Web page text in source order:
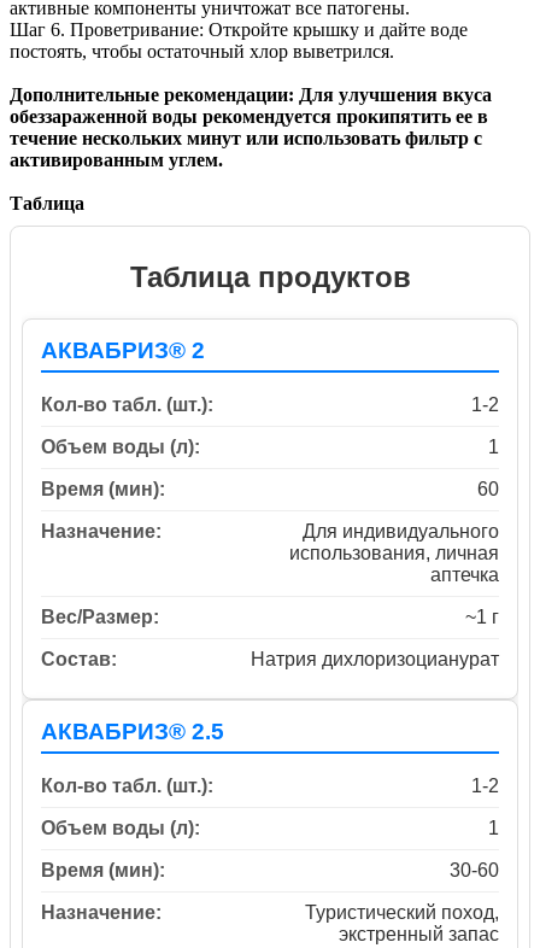
активные компоненты уничтожат все патогены.
Шаг 6. Проветривание: Откройте крышку и дайте воде
постоять, чтобы остаточный хлор выветрился.
Дополнительные рекомендации: Для улучшения вкуса
обеззараженной воды рекомендуется прокипятить ее в
течение нескольких минут или использовать фильтр с
активированным углем.
Таблица
Таблица продуктов
АКВАБРИЗ® 2
Кол-во табл. (шт.): 1-2
Объем воды (л): 1
Время (мин): 60
Назначение:
Для индивидуального
использования, личная
аптечка
Вес/Размер: ~1 г
Состав: Натрия дихлоризоцианурат
АКВАБРИЗ® 2.5
Кол-во табл. (шт.): 1-2
Объем воды (л): 1
Время (мин): 30-60
Назначение:
Туристический поход,
экстренный запас